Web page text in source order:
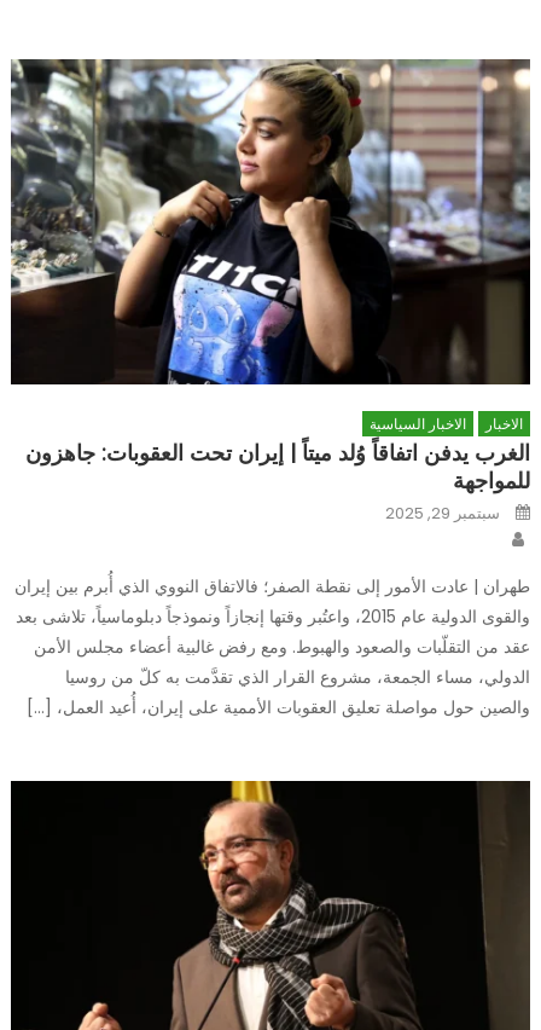
الاخبار الاخبار السياسية
الغرب يدفن اتفاقاً وُلد ميتاً | إيران تحت العقوبات: جاهزون
للمواجهة
Posted
onسبتمبر 29, 2025
طهران | عادت الأمور إلى نقطة الصفر؛ فالاتفاق النووي الذي أُبرم بين إيران
والقوى الدولية عام 2015، واعتُبر وقتها إنجازاً ونموذجاً دبلوماسياً، تلاشى بعد
عقد من التقلّبات والصعود والهبوط. ومع رفض غالبية أعضاء مجلس الأمن
الدولي، مساء الجمعة، مشروع القرار الذي تقدَّمت به كلّ من روسيا
والصين حول مواصلة تعليق العقوبات الأممية على إيران، أُعيد العمل، […]